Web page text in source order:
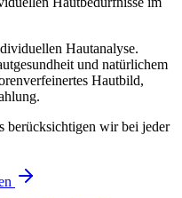
Hautanalyse.
und natürlichem
Hautbild,
berücksichtigen wir bei jeder